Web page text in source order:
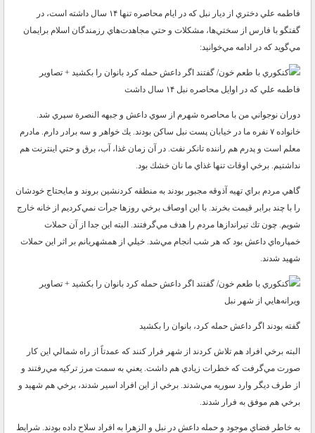
فاطمه علي دختري از ديار نبل كه در ايام محاصره تنها ۱۴ سال داشته است، در
گفتگو با فارس از سختي‌ها، مشكلات و حتي مجاهدت‌هاي رزمندگان اسلام برايمان
مي‌گويد كه در ادامه مي‌خوانيد:
فاطمه علي كه در اوايل محاصره نبل ۱۴ سال داشت
دوران نوجواني من با محاصره شهرم از سوي داعش و جبهه النصرة سپري شد.
خانواده ۷ نفره ما در خيابان پست نبل ساكن بودند. يك خواهر و سه برادر دارم. مادرم
معلم است و پدرم هم راننده تانكر نفت. در آن زمان غذا، آب، برق و حتي اينترنت هم
نداشتيم. برخي اوقات تنها غذاي ما نان خشك بود.
گاهي مردم براي تهيه آذوقه مجبور بودند به منطقه كردنشين بروند و مايحتاج خودشان
را با چند برابر قيمت بخرند. با اين اوصاف برخي روز‌ها جرأت نمي‌كرديم از خانه خارج
شويم. چون تك تيرانداز‌ها مردم را هدف مي‌گرفتند. البته اين جدا از آن حملات
خمپاره‌اي داعش بود كه هر شب انجام مي‌شد. خيلي از همشهريانم بر اثر اين حملات
شهيد شدند.
ويرانه‌هايي از شهر نبل
گفته بودند اگر داعش حمله كرد، بانوان را بكشيد
البته برخي افراد هم تلاش كردند از شهر فرار كنند كه عمدتاً از راه شمالي اين كار
صورت مي‌گرفت كه خطرات زيادي هم داشت. يعني به سمت مرز تركيه مي‌رفتند و
از طرف ديگر وارد سوريه مي‌شدند. برخي از اين افراد اسير شدند، برخي هم شهيد و
برخي هم موفق به فرار شدند.
به خاطر فضاي موجود و حمله داعش در نبل و الزهرا به افراد سلاح داده بودند. شرايط